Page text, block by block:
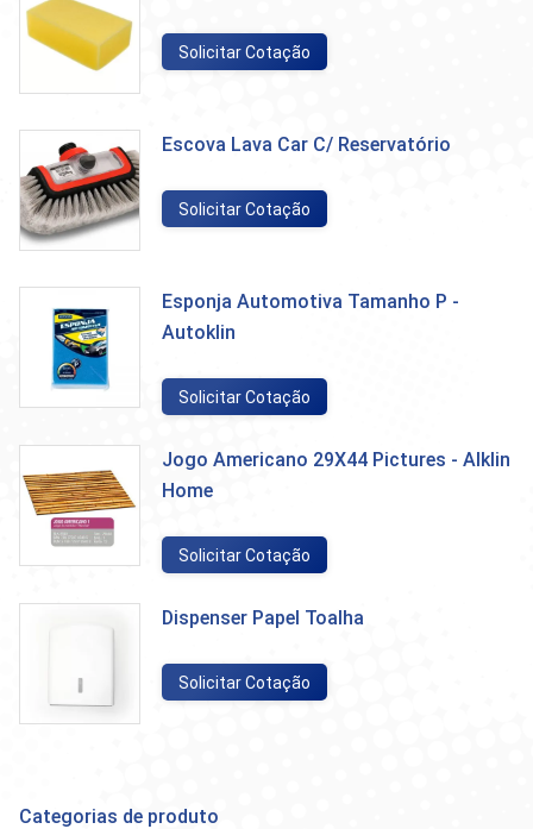
Solicitar Cotação
Escova Lava Car C/ Reservatório
Solicitar Cotação
Esponja Automotiva Tamanho P -
Autoklin
Solicitar Cotação
Jogo Americano 29X44 Pictures - Alklin
Home
Solicitar Cotação
Dispenser Papel Toalha
Solicitar Cotação
Categorias de produto